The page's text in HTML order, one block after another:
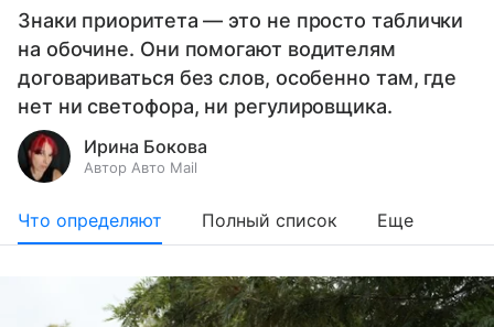
Знаки приоритета — это не просто таблички
на обочине. Они помогают водителям
договариваться без слов, особенно там, где
нет ни светофора, ни регулировщика.
Ирина Бокова
Автор Авто Mail
Что определяют Полный список Еще